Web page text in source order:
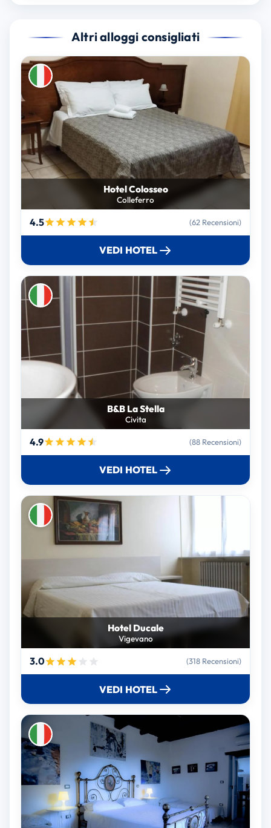
Altri alloggi consigliati
Hotel Colosseo
Colleferro
4.5 (62 Recensioni)
VEDI HOTEL
B&B La Stella
Civita
4.9 (88 Recensioni)
VEDI HOTEL
Hotel Ducale
Vigevano
3.0 (318 Recensioni)
VEDI HOTEL